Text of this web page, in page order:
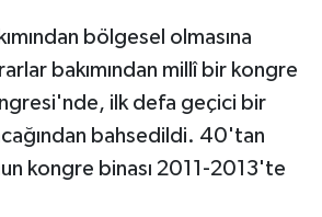
bölgesel olmasına
bakımından millî bir kongre
ilk defa geçici bir
bahsedildi. 40'tan
kongre binası 2011-2013'te